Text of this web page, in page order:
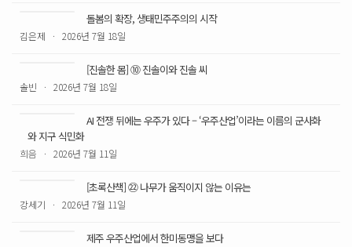
돌봄의 확장, 생태민주주의의 시작
김은제 · 2026년 7월 18일
[진솔한 몸] ⑩ 진솔이와 진솔 씨
솔빈 · 2026년 7월 18일
AI 전쟁 뒤에는 우주가 있다 – ‘우주산업’이라는 이름의 군사화
와 지구 식민화
희음 · 2026년 7월 11일
[초록산책] ㉒ 나무가 움직이지 않는 이유는
강세기 · 2026년 7월 11일
제주 우주산업에서 한미동맹을 보다